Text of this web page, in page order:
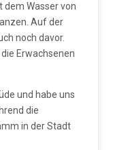
dem Wasser von
Auf der
noch davor.
Erwachsenen
und habe uns
die
in der Stadt